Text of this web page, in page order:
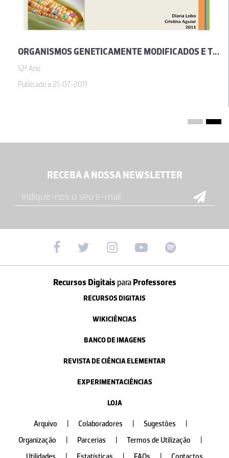
ORGANISMOS GENETICAMENTE MODIFICADOS E TRANSGÉNICOS
12º Ano
Publicado a 21-07-2011
RECEBA A NOSSA NEWSLETTER
Recursos Digitais paraProfessores
RECURSOS DIGITAIS
WIKICIÊNCIAS
BANCO DE IMAGENS
REVISTA DE CIÊNCIA ELEMENTAR
EXPERIMENTACIÊNCIAS
LOJA
Arquivo Colaboradores Sugestões
Organização
Parcerias Termos de Utilização